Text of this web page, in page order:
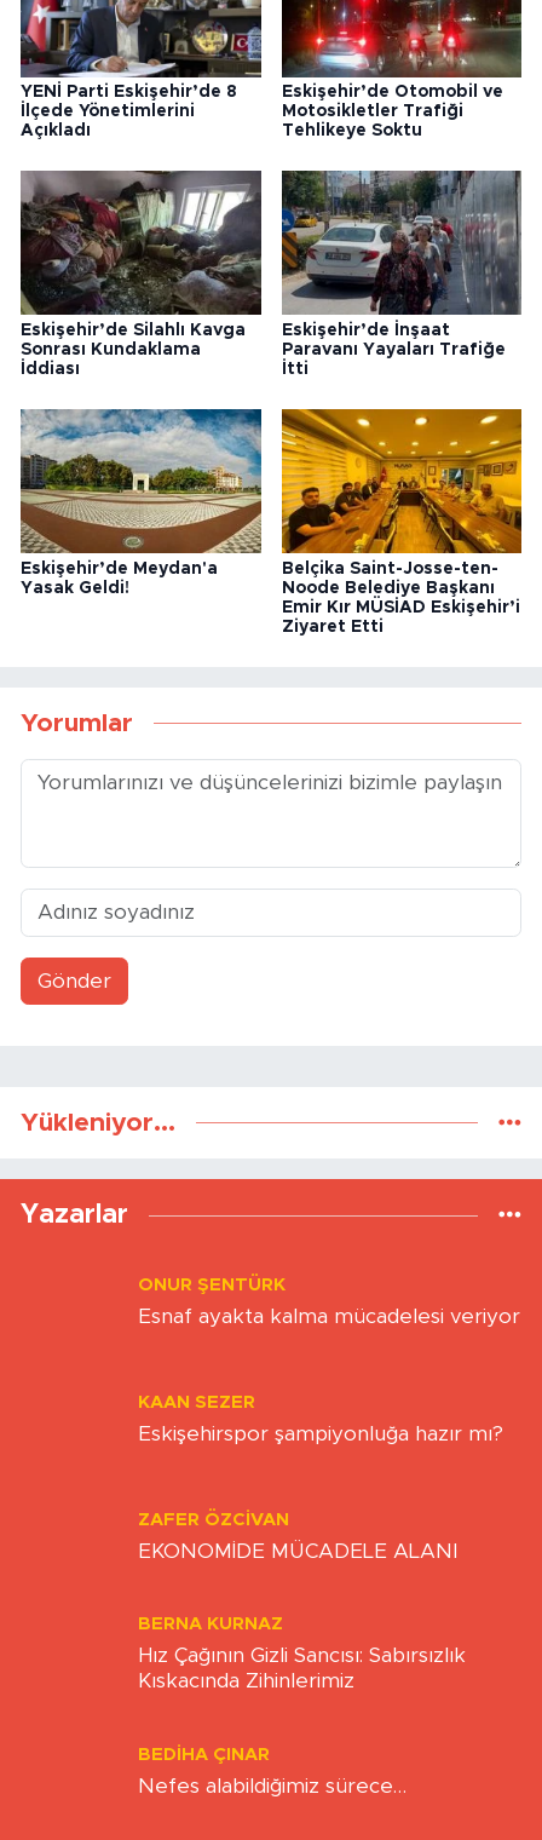
YENİ Parti Eskişehir’de 8
İlçede Yönetimlerini
Açıkladı
Eskişehir’de Otomobil ve
Motosikletler Trafiği
Tehlikeye Soktu
Eskişehir’de Silahlı Kavga
Sonrası Kundaklama
İddiası
Eskişehir’de İnşaat
Paravanı Yayaları Trafiğe
İtti
Eskişehir’de Meydan'a
Yasak Geldi!
Belçika Saint-Josse-ten-
Noode Belediye Başkanı
Emir Kır MÜSİAD Eskişehir’i
Ziyaret Etti
Yorumlar
Gönder
Yükleniyor...
Yazarlar
ONUR ŞENTÜRK
Esnaf ayakta kalma mücadelesi veriyor
KAAN SEZER
Eskişehirspor şampiyonluğa hazır mı?
ZAFER ÖZCIVAN
EKONOMİDE MÜCADELE ALANI
BERNA KURNAZ
Hız Çağının Gizli Sancısı: Sabırsızlık
Kıskacında Zihinlerimiz
BEDIHA ÇINAR
Nefes alabildiğimiz sürece…